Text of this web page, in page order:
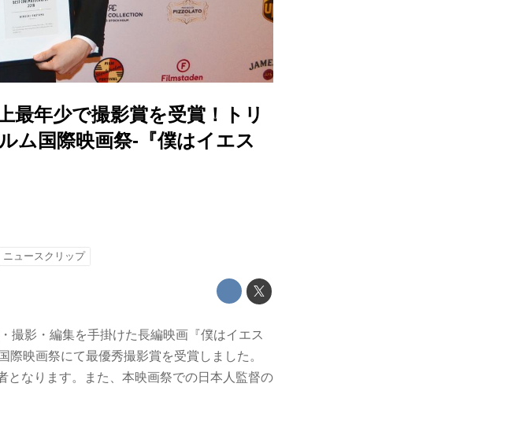
最年少で撮影賞を受賞！トリ
ム国際映画祭-『僕はイエス
ニュースクリップ
撮影・編集を手掛けた長編映画『僕はイエス
映画祭にて最優秀撮影賞を受賞しました。
となります。また、本映画祭での日本人監督の